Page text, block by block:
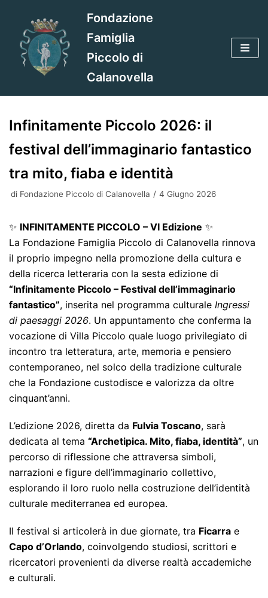
contenuto
Fondazione
Famiglia
Piccolo di
Calanovella
Infinitamente Piccolo 2026: il
festival dell’immaginario fantastico
tra mito, fiaba e identità
di Fondazione Piccolo di Calanovella 4 Giugno 2026
✨ INFINITAMENTE PICCOLO – VI Edizione ✨
La Fondazione Famiglia Piccolo di Calanovella rinnova
il proprio impegno nella promozione della cultura e
della ricerca letteraria con la sesta edizione di
“Infinitamente Piccolo – Festival dell’immaginario
fantastico”, inserita nel programma culturale Ingressi
di paesaggi 2026. Un appuntamento che conferma la
vocazione di Villa Piccolo quale luogo privilegiato di
incontro tra letteratura, arte, memoria e pensiero
contemporaneo, nel solco della tradizione culturale
che la Fondazione custodisce e valorizza da oltre
cinquant’anni.
L’edizione 2026, diretta da Fulvia Toscano, sarà
dedicata al tema “Archetipica. Mito, fiaba, identità”, un
percorso di riflessione che attraversa simboli,
narrazioni e figure dell’immaginario collettivo,
esplorando il loro ruolo nella costruzione dell’identità
culturale mediterranea ed europea.
Il festival si articolerà in due giornate, tra Ficarra e
Capo d’Orlando, coinvolgendo studiosi, scrittori e
ricercatori provenienti da diverse realtà accademiche
e culturali.